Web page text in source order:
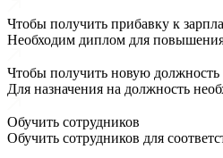
Чтобы получить прибавку к
Необходим диплом для
Чтобы получить новую должность
Для назначения на должность
Обучить сотрудников
Обучить сотрудников для